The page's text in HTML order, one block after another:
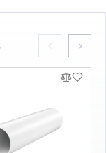
0000218107
150 мм
24 Вт
38 дБ(А)